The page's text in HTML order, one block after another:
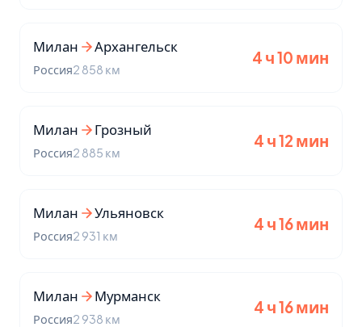
Милан Архангельск
Россия2 858 км
4 ч 10 мин
Милан Грозный
Россия2 885 км
4 ч 12 мин
Милан Ульяновск
Россия2 931 км
4 ч 16 мин
Милан Мурманск
Россия2 938 км
4 ч 16 мин